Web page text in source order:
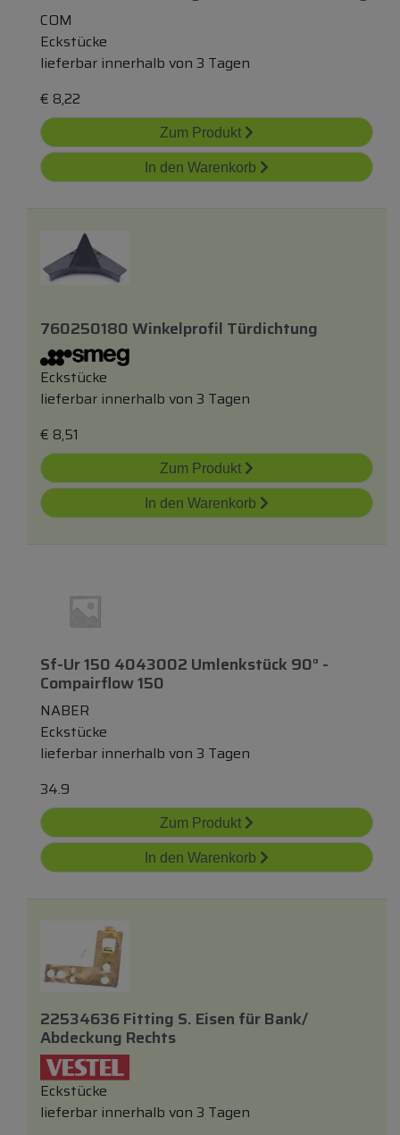
COM
Eckstücke
lieferbar innerhalb von 3 Tagen
€ 8,22
Zum Produkt
In den Warenkorb
760250180 Winkelprofil Türdichtung
Eckstücke
lieferbar innerhalb von 3 Tagen
€ 8,51
Zum Produkt
In den Warenkorb
Sf-Ur 150 4043002 Umlenkstück 90° -
Compairflow 150
NABER
Eckstücke
lieferbar innerhalb von 3 Tagen
34.9
Zum Produkt
In den Warenkorb
22534636 Fitting S. Eisen fürBank/
Abdeckung Rechts
Eckstücke
lieferbar innerhalb von 3 Tagen